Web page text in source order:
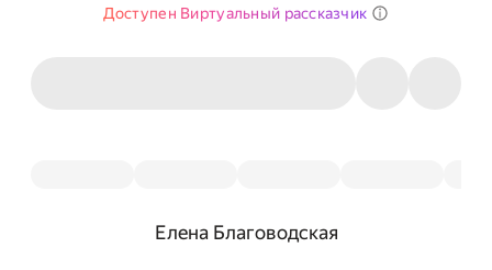
Доступен Виртуальный рассказчик
Елена Благоводская